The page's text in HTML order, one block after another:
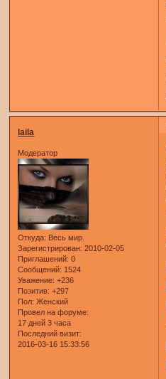
laila
Модератор
Откуда: Весь мир.
Зарегистрирован: 2010-02-05
Приглашений: 0
Сообщений: 1524
Уважение: +236
Позитив: +297
Пол: Женский
Провел на форуме:
17 дней 3 часа
Последний визит:
2016-03-16 15:33:56